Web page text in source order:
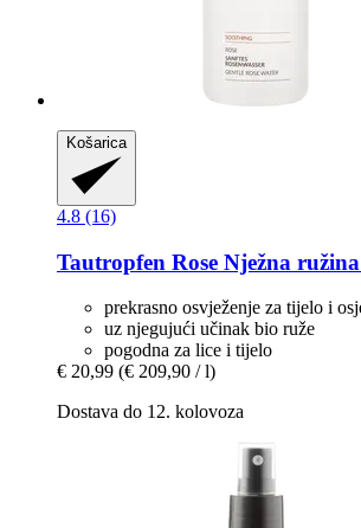
Košarica
4.8 (16)
Tautropfen Rose Nježna
prekrasno osvježenje za tijelo i
uz njegujući učinak bio ruže
pogodna za lice i tijelo
€ 20,99 (€ 209,90 / l)
Dostava do 12. kolovoza